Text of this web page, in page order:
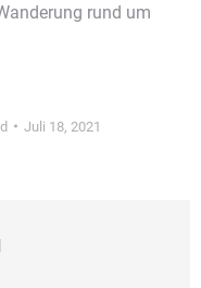
rund um
Juli 18, 2021